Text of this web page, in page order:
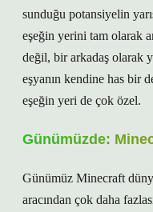
sunduğu potansiyelin
eşeğin yerini tam olarak
değil, bir arkadaş olarak
eşyanın kendine has bir
eşeğin yeri de çok özel.
Günümüzde:
Günümüz Minecraft
aracından çok daha